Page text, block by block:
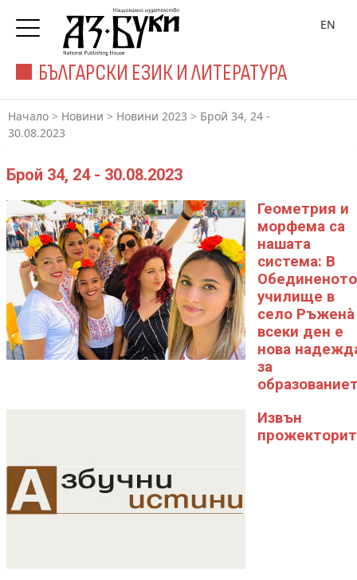
БЪЛГАРСКИ ЕЗИК И ЛИТЕРАТУРА
EN
Начало > Новини > Новини 2023 > Брой 34, 24 -
30.08.2023
Брой 34, 24 - 30.08.2023
Геометрия и
морфема са
нашата
система: В
Обединеното
училище в
село Ръженà
всеки ден е
нова
за
Извън